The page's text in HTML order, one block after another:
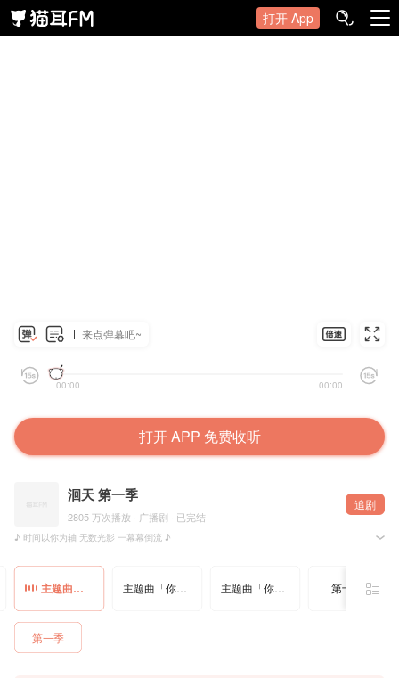
打开 App
来点弹幕吧~
00:00 00:00
打开 APP 免费收听
洄天 第一季
2805 万次播放 · 广播剧 · 已完结
追剧
♪ 时间以你为轴 无数光影 一幕幕倒流 ♪
作曲：笛呆子囚牛@笛呆子囚牛
作词：柒斤糖@柒斤糖
演唱：大C@大C爱唱歌
编曲：Guitar_RK/笛呆子囚牛
主题曲「以你为轴」· 伴奏 主题曲「你的方向」 主题曲「你的方向」· 伴奏 第十五期
第一季